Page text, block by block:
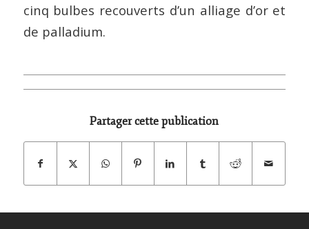
cinq bulbes recouverts d’un alliage d’or et
de palladium.
Partager cette publication